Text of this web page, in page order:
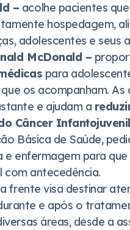
– acolhe pacientes
hospedagem,
adolescentes e seus
McDonald –
para
os acompanham.
e ajudam a
Câncer
Básica de Saúde,
e enfermagem para
com antecedência.
frente visa destinar
e após o
áreas, desde a